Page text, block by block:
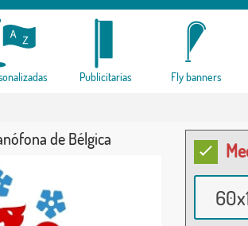
Publicitarias Fly banners
de Bélgica